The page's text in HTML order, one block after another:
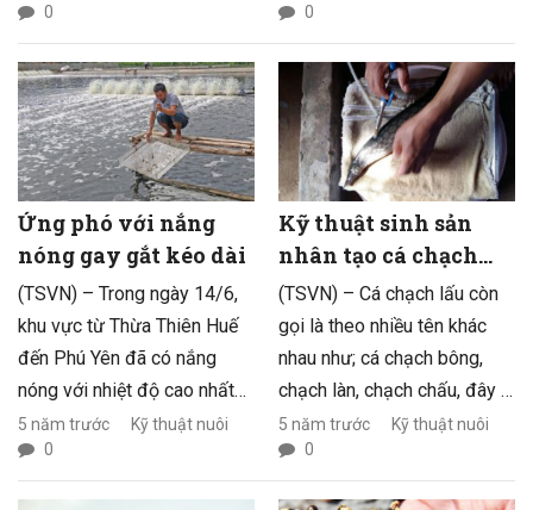
thiện môi trường nuôi, cũng
như sự thích nghi với biến
đổi khí hậu. Tuy nhiên, để
các mô hình nuôi ghép này
thành công, cần lưu ý và nắm
vững những nguyên tắc kỹ
thuật trong khi nuôi.
0
tôm. Vì vậy, cần xác định
nguyên nhân và biện pháp xử
lý thích hợp để giảm thiểu
thiệt hại.
0
Ứng phó với nắng
nóng gay gắt kéo dài
(TSVN) – Trong ngày 14/6,
khu vực từ Thừa Thiên Huế
đến Phú Yên đã có nắng
nóng với nhiệt độ cao nhất
ngày phổ biến từ 35 – 36oC,
có nơi trên 36oC. Độ ẩm
tương đối thấp nhất ngày
5 năm trước
Kỹ thuật nuôi
0
Kỹ thuật sinh sản
nhân tạo cá chạch
lấu (Mastacembelus
favus Hora, 1923)
(TSVN) – Cá chạch lấu còn
gọi là theo nhiều tên khác
nhau như; cá chạch bông,
chạch làn, chạch chấu, đây là
loại cá sống ở môi trường
nước ngọt, có màu sắc xanh
đậm, đen xám. Chúng có thể
5 năm trước
Kỹ thuật nuôi
0